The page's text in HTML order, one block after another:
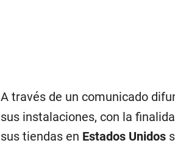
A través de un comunicado
sus instalaciones, con la
sus tiendas en Estados Unidos